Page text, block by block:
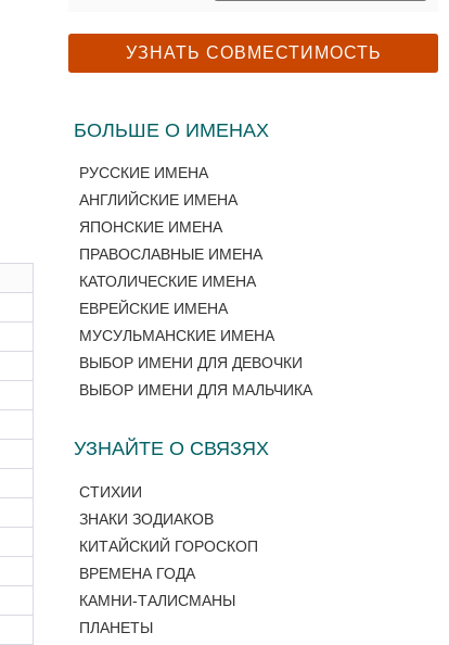
БОЛЬШЕ О ИМЕНАХ
РУССКИЕ ИМЕНА
АНГЛИЙСКИЕ ИМЕНА
ЯПОНСКИЕ ИМЕНА
ПРАВОСЛАВНЫЕ ИМЕНА
КАТОЛИЧЕСКИЕ ИМЕНА
ЕВРЕЙСКИЕ ИМЕНА
МУСУЛЬМАНСКИЕ ИМЕНА
ВЫБОР ИМЕНИ ДЛЯ ДЕВОЧКИ
ВЫБОР ИМЕНИ ДЛЯ МАЛЬЧИКА
УЗНАЙТЕ О СВЯЗЯХ
СТИХИИ
ЗНАКИ ЗОДИАКОВ
КИТАЙСКИЙ ГОРОСКОП
ВРЕМЕНА ГОДА
КАМНИ-ТАЛИСМАНЫ
ПЛАНЕТЫ